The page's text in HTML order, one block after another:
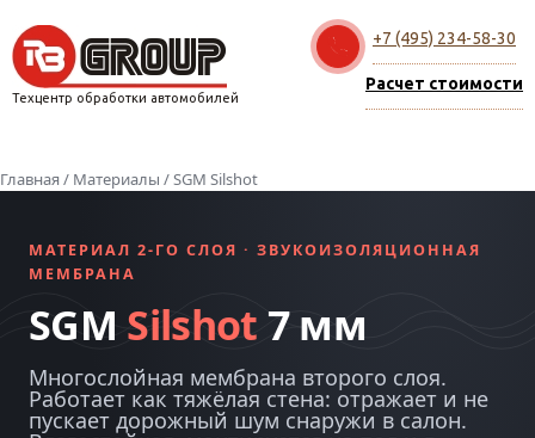
Техцентр обработки автомобилей
+7 (495) 234-58-30
Расчет стоимости
Главная / Материалы / SGM Silshot
МАТЕРИАЛ 2-ГО СЛОЯ · ЗВУКОИЗОЛЯЦИОННАЯ
МЕМБРАНА
SGM Silshot 7 мм
Многослойная мембрана второго слоя.
Работает как тяжёлая стена: отражает и не
пускает дорожный шум снаружи в салон.